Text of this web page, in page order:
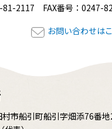
81-2117 FAX番号：0247-
お問い合わせは
市船引町船引字畑添76番地